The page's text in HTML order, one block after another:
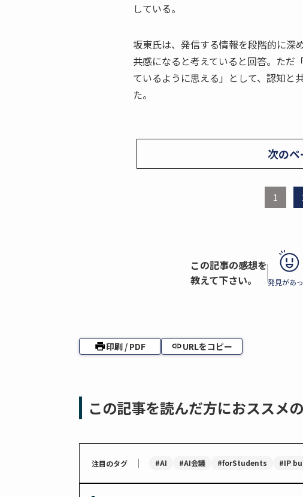
している。
坂東氏は、発信する情報を段階的に深
共感になると考えていると回答。ただ
ているように思える」として、認知と
た。
次のペ
1
この記事の感想を
教えて下さい。
発見があ
印刷 / PDF URLをコピー
この記事を読んだ方におススメ
注目のタグ ｜ #AI #AI会議 #forStudents #IP